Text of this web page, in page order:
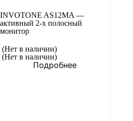
INVOTONE AS12MA —
активный 2-х полосный
монитор
(Нет в наличии)
(Нет в наличии)
Подробнее